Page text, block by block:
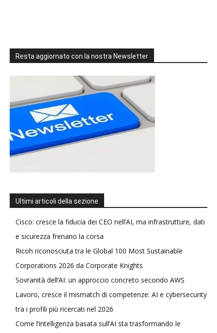
Resta aggiornato con la nostra Newsletter
Ultimi articoli della sezione
Cisco: cresce la fiducia dei CEO nell’AI, ma infrastrutture, dati
e sicurezza frenano la corsa
Ricoh riconosciuta tra le Global 100 Most Sustainable
Corporations 2026 da Corporate Knights
Sovranità dell’AI: un approccio concreto secondo AWS
Lavoro, cresce il mismatch di competenze: AI e cybersecurity
tra i profili più ricercati nel 2026
Come l’intelligenza basata sull’AI sta trasformando le